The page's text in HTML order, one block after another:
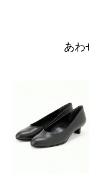
あわ